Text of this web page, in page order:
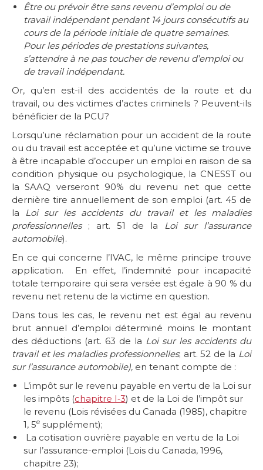
Être ou prévoir être sans revenu d’emploi ou de
travail indépendant pendant 14 jours consécutifs au
cours de la période initiale de quatre semaines.
Pour les périodes de prestations suivantes,
s’attendre à ne pas toucher de revenu d’emploi ou
de travail indépendant.
Or, qu’en est-il des accidentés de la route et du
travail, ou des victimes d’actes criminels ? Peuvent-ils
bénéficier de la PCU?
Lorsqu’une réclamation pour un accident de la route
ou du travail est acceptée et qu’une victime se trouve
à être incapable d’occuper un emploi en raison de sa
condition physique ou psychologique, la CNESST ou
la SAAQ verseront 90% du revenu net que cette
dernière tire annuellement de son emploi (art. 45 de
la Loi sur les accidents du travail et les maladies
professionnelles; art. 51 de la Loi sur l’assurance
automobile).
En ce qui concerne l’IVAC, le même principe trouve
application. En effet, l’indemnité pour incapacité
totale temporaire qui sera versée est égale à 90 % du
revenu net retenu de la victime en question.
Dans tous les cas, le revenu net est égal au revenu
brut annuel d’emploi déterminé moins le montant
des déductions (art. 63 de la Loi sur les accidents du
travail et les maladies professionnelles; art. 52 de la Loi
sur l’assurance automobile), en tenant compte de :
L’impôt sur le revenu payable en vertu de la Loi sur
les impôts (chapitre I‐3) et de la Loi de l’impôt sur
le revenu (Lois révisées du Canada (1985), chapitre
1, 5e supplément);
La cotisation ouvrière payable en vertu de la Loi
sur l’assurance-emploi (Lois du Canada, 1996,
chapitre 23);